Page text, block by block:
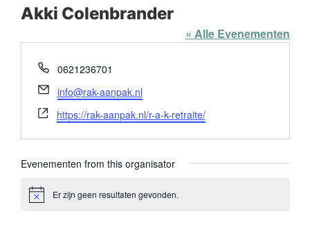
Akki Colenbrander
« Alle Evenementen
Telefoon
0621236701
E-
mail
info@rak-aanpak.nl
Website
https://rak-aanpak.nl/r-a-k-retraite/
Evenementen from this organisator
BerichtEr zijn geen resultaten gevonden.